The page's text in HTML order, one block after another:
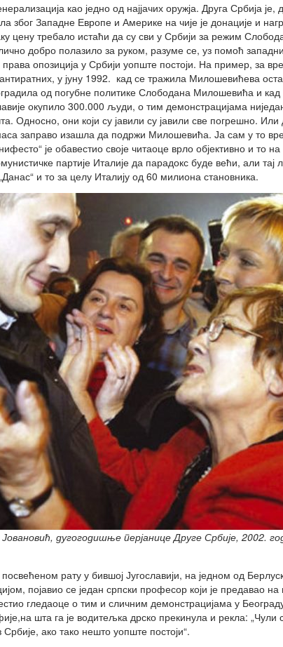
као једно од најјачих оружја. Друга Србија је,
због Западне Европе и Америке на чије је донације и
цену требало истаћи да су сви у Србији за режим
добро полазило за руком, разуме се, уз помоћ
опозиција у Србији уопште постоји. На пример, за
у јуну 1992. кад се тражила Милошевићева
од погубне политике Слободана Милошевића и кад
окупило 300.000 људи, о тим демонстрацијама
Односно, они који су јавили су јавили све погрешно. Или
заправо изашла да подржи Милошевића. Ја сам у то
је обавестио своје читаоце врло објективно и то на
партије Италије да парадокс буде већи, али тај
и то за целу Италију од 60 милиона становника.
дугогодишње перјанице Друге Србије, 2002.
рату у бившој Југославији, на једном од
појавио се један српски професор који је предавао на
гледаоце о тим и сличним демонстрацијама у
шта га је водитељка дрско прекинула и рекла: „Чули
ако тако нешто уопште постоји“.